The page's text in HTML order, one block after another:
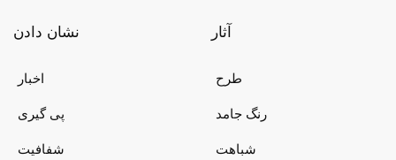
نشان دادن
اخبار
پی گیری
شفافیت
آثار
طرح
رنگ جامد
شباهت